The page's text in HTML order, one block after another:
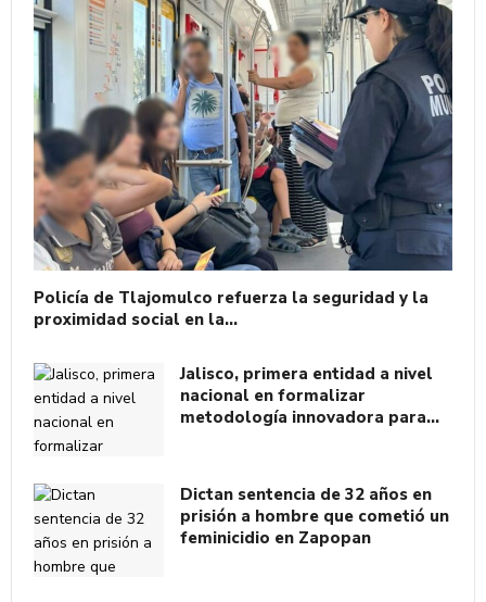
Policía de Tlajomulco refuerza la seguridad y la
proximidad social en la…
Jalisco, primera entidad a nivel
nacional en formalizar
metodología innovadora para…
Dictan sentencia de 32 años en
prisión a hombre que cometió un
feminicidio en Zapopan